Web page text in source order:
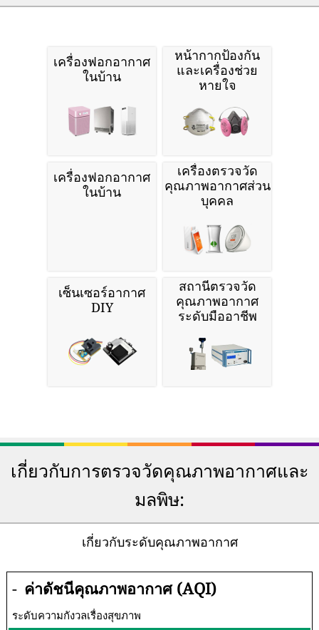
เครื่องฟอกอากาศ
ในบ้าน
หน้ากากป้องกัน
และเครื่องช่วย
หายใจ
เครื่องฟอกอากาศ
ในบ้าน
เครื่องตรวจวัด
คุณภาพอากาศส่วน
บุคคล
เซ็นเซอร์อากาศ
DIY
สถานีตรวจวัด
คุณภาพอากาศ
ระดับมืออาชีพ
เกี่ยวกับการตรวจวัดคุณภาพอากาศและ
มลพิษ:
เกี่ยวกับระดับคุณภาพอากาศ
- ค่าดัชนีคุณภาพอากาศ (AQI)
ระดับความกังวลเรื่องสุขภาพ